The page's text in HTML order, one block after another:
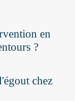
en
?
chez